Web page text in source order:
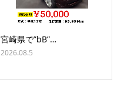
宮崎県で”bB”…
2026.08.5